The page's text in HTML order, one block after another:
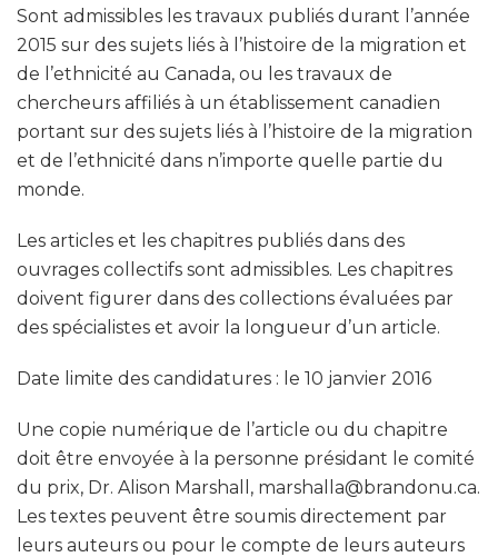
Sont admissibles les travaux publiés durant l’année
2015 sur des sujets liés à l’histoire de la migration et
de l’ethnicité au Canada, ou les travaux de
chercheurs affiliés à un établissement canadien
portant sur des sujets liés à l’histoire de la migration
et de l’ethnicité dans n’importe quelle partie du
monde.
Les articles et les chapitres publiés dans des
ouvrages collectifs sont admissibles. Les chapitres
doivent figurer dans des collections évaluées par
des spécialistes et avoir la longueur d’un article.
Date limite des candidatures : le 10 janvier 2016
Une copie numérique de l’article ou du chapitre
doit être envoyée à la personne présidant le comité
du prix, Dr. Alison Marshall, marshalla@brandonu.ca.
Les textes peuvent être soumis directement par
leurs auteurs ou pour le compte de leurs auteurs